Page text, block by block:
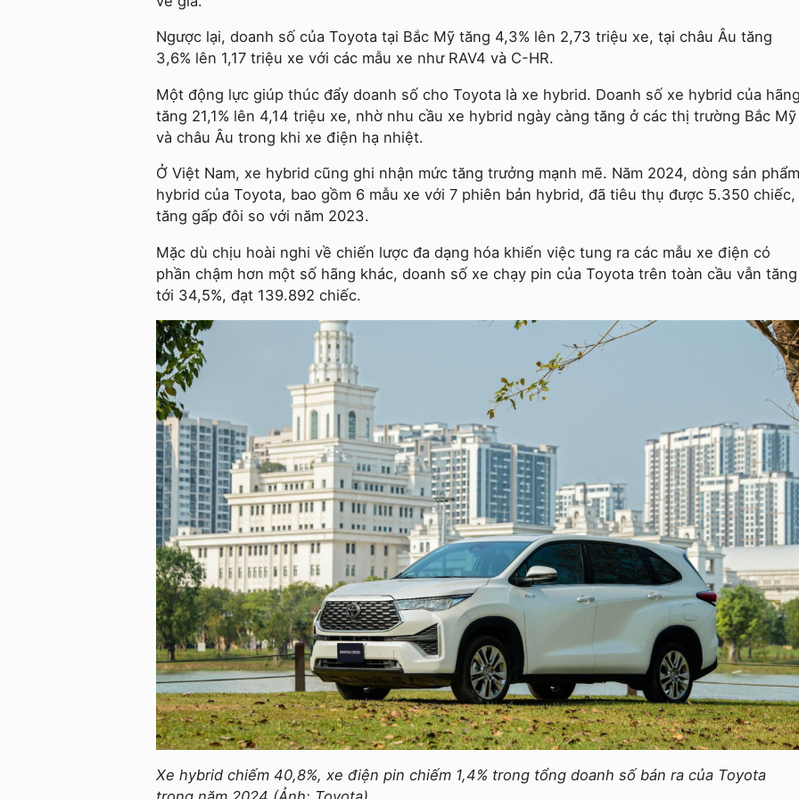
Ngược lại, doanh số của Toyota tại Bắc Mỹ tăng 4,3% lên 2,73 triệu xe, tại châu Âu tăng
3,6% lên 1,17 triệu xe với các mẫu xe như RAV4 và C-HR.
Một động lực giúp thúc đẩy doanh số cho Toyota là xe hybrid. Doanh số xe hybrid của
tăng 21,1% lên 4,14 triệu xe, nhờ nhu cầu xe hybrid ngày càng tăng ở các thị trường Bắc Mỹ
và châu Âu trong khi xe điện hạ nhiệt.
Ở Việt Nam, xe hybrid cũng ghi nhận mức tăng trưởng mạnh mẽ. Năm 2024, dòng sản phẩm
hybrid của Toyota, bao gồm 6 mẫu xe với 7 phiên bản hybrid, đã tiêu thụ được 5.350 chiếc,
tăng gấp đôi so với năm 2023.
Mặc dù chịu hoài nghi về chiến lược đa dạng hóa khiến việc tung ra các mẫu xe điện có
phần chậm hơn một số hãng khác, doanh số xe chạy pin của Toyota trên toàn cầu vẫn tăng
tới 34,5%, đạt 139.892 chiếc.
Xe hybrid chiếm 40,8%, xe điện pin chiếm 1,4% trong tổng doanh số bán ra của Toyota